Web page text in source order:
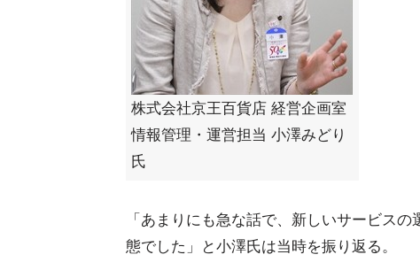
株式会社京王百貨店 経営企画室
情報管理・運営担当 小澤みどり
氏
「あまりにも急な話で、新しいサービス
態でした」と小澤氏は当時を振り返る。